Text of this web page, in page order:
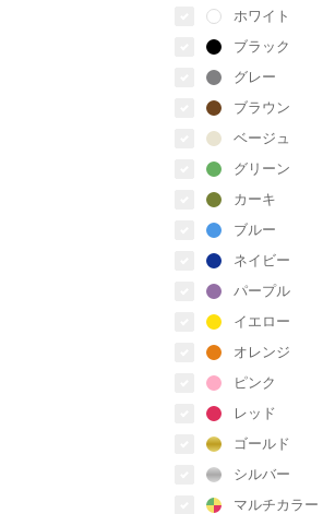
ホワイト
ブラック
グレー
ブラウン
ベージュ
グリーン
カーキ
ブルー
ネイビー
パープル
イエロー
オレンジ
ピンク
レッド
ゴールド
シルバー
マルチカラー